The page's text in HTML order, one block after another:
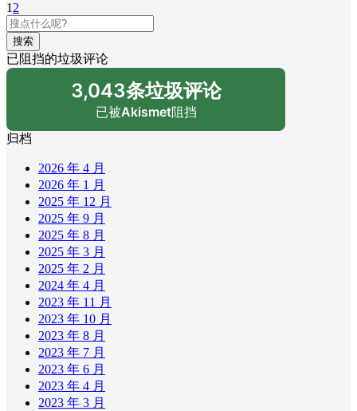
1 2
搜索
已阻挡的垃圾评论
3,043条垃圾评论
已被Akismet阻挡
归档
2026 年 4 月
2026 年 1 月
2025 年 12 月
2025 年 9 月
2025 年 8 月
2025 年 3 月
2025 年 2 月
2024 年 4 月
2023 年 11 月
2023 年 10 月
2023 年 8 月
2023 年 7 月
2023 年 6 月
2023 年 4 月
2023 年 3 月